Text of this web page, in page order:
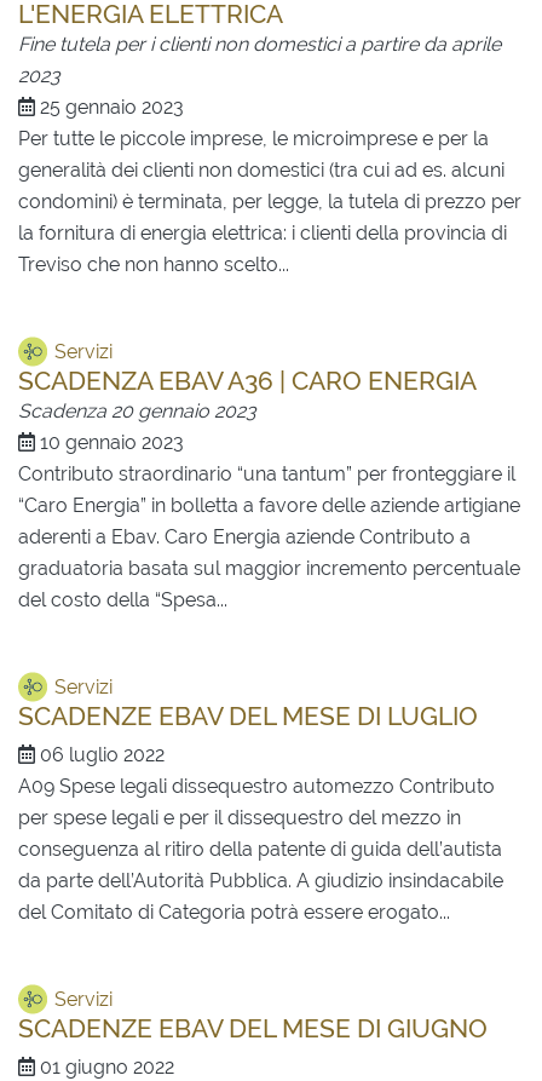
L'ENERGIA ELETTRICA
Fine tutela per i clienti non domestici a partire da aprile
2023
25 gennaio 2023
Per tutte le piccole imprese, le microimprese e per la
generalità dei clienti non domestici (tra cui ad es. alcuni
condomini) è terminata, per legge, la tutela di prezzo per
la fornitura di energia elettrica: i clienti della provincia di
Treviso che non hanno scelto...
Servizi
SCADENZA EBAV A36 | CARO ENERGIA
Scadenza 20 gennaio 2023
10 gennaio 2023
Contributo straordinario “una tantum” per fronteggiare il
“Caro Energia” in bolletta a favore delle aziende artigiane
aderenti a Ebav. Caro Energia aziende Contributo a
graduatoria basata sul maggior incremento percentuale
del costo della “Spesa...
Servizi
SCADENZE EBAV DEL MESE DI LUGLIO
06 luglio 2022
A09 Spese legali dissequestro automezzo Contributo
per spese legali e per il dissequestro del mezzo in
conseguenza al ritiro della patente di guida dell’autista
da parte dell’Autorità Pubblica. A giudizio insindacabile
del Comitato di Categoria potrà essere erogato...
Servizi
SCADENZE EBAV DEL MESE DI GIUGNO
01 giugno 2022